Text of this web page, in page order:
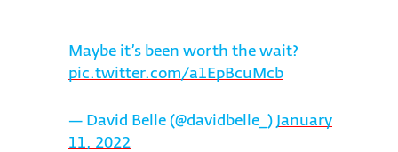
Maybe it’s been worth the wait?
pic.twitter.com/a1EpBcuMcb
— David Belle (@davidbelle_) January
11, 2022